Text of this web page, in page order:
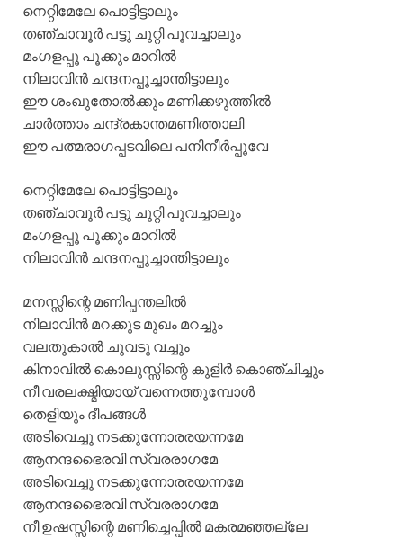
നെറ്റിമേലേ പൊട്ടിട്ടാലും
തഞ്ചാവൂർ പട്ടു ചുറ്റി പൂവച്ചാലും
മംഗളപ്പൂ പൂക്കും മാറിൽ
നിലാവിൻ ചന്ദനപ്പൂച്ചാന്തിട്ടാലും
ഈ ശംഖുതോൽക്കും മണിക്കഴുത്തിൽ
ചാർത്താം ചന്ദ്രകാന്തമണിത്താലി
ഈ പത്മരാഗപ്പടവിലെ പനിനീർപ്പൂവേ
നെറ്റിമേലേ പൊട്ടിട്ടാലും
തഞ്ചാവൂർ പട്ടു ചുറ്റി പൂവച്ചാലും
മംഗളപ്പൂ പൂക്കും മാറിൽ
നിലാവിൻ ചന്ദനപ്പൂച്ചാന്തിട്ടാലും
മനസ്സിന്റെ മണിപ്പന്തലിൽ
നിലാവിൻ മറക്കുട മുഖം മറച്ചും
വലതുകാൽ ചുവടു വച്ചും
കിനാവിൽ കൊലുസ്സിന്റെ കുളിർ കൊഞ്ചിച്ചും
നീ വരലക്ഷ്മിയായ് വന്നെത്തുമ്പോൾ
തെളിയും ദീപങ്ങൾ
അടിവെച്ചു നടക്കുന്നോരരയന്നമേ
ആനന്ദഭൈരവി സ്വരരാഗമേ
അടിവെച്ചു നടക്കുന്നോരരയന്നമേ
ആനന്ദഭൈരവി സ്വരരാഗമേ
നീ ഉഷസ്സിന്റെ മണിച്ചെപ്പിൽ മകരമഞ്ഞല്ലേ